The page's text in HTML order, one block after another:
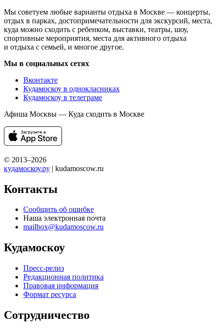
Мы советуем любые варианты отдыха в Москве — концерты,
отдых в парках, достопримечательности для экскурсий, места,
куда можно сходить с ребенком, выставки, театры, шоу,
спортивные мероприятия, места для активного отдыха
и отдыха с семьей, и многое другое.
Мы в социальных сетях
Вконтакте
Кудамоскоу в однокласниках
Кудамоскоу в телеграме
Афиша Москвы — Куда сходить в Москве
© 2013–2026
кудамоскоу.ру | kudamoscow.ru
Контакты
Сообщить об ошибке
Наша электронная почта
mailbox@kudamoscow.ru
Кудамоскоу
Пресс-релиз
Редакционная политика
Правовая информация
Формат ресурса
Сотрудничество